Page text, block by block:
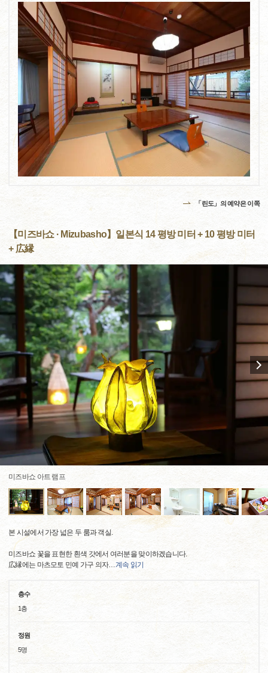
「린도」의 예약은 이쪽
【미즈바쇼 · Mizubasho】일본식 14 평방 미터 + 10 평방 미터
+ 広縁
미즈바쇼 아트 램프
본 시설에서 가장 넓은 두 룸과 객실.
미즈바쇼 꽃을 표현한 흰색 갓에서 여러분을 맞이하겠습니다.
広縁에는 마츠모토 민예 가구 의자… 계속 읽기
층수
1층
정원
5명